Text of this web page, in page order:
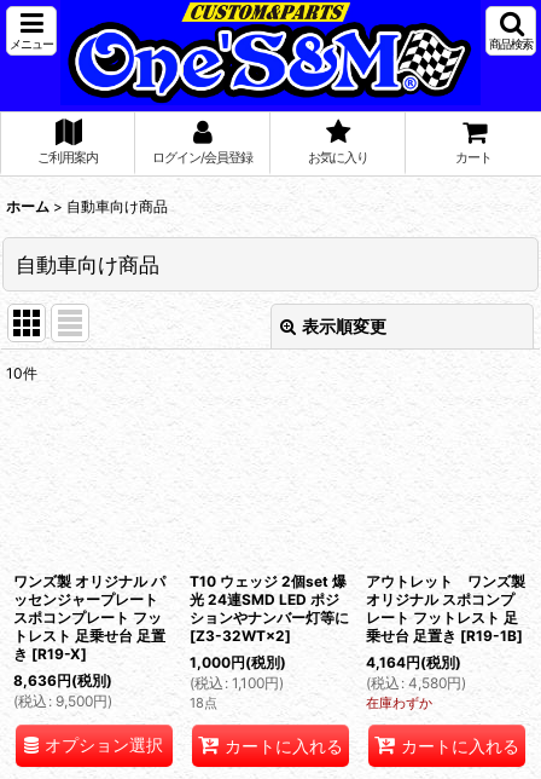
メニュー 商品検索
ご利用案内 ログイン/会員登録 お気に入り カート
ホーム > 自動車向け商品
自動車向け商品
表示順変更
在庫あり
並び順 :
絞り込む
10件
ワンズ製 オリジナル パ
ッセンジャープレート
スポコンプレート フッ
トレスト 足乗せ台 足置
き [R19-X]
8,636円(税別)
(税込 : 9,500円)
オプション選択
T10 ウェッジ 2個set 爆
光 24連SMD LED ポジ
ションやナンバー灯等に
[Z3-32WT×2]
1,000円(税別)
(税込 : 1,100円)
18点
カートに入れる
アウトレット ワンズ製
オリジナル スポコンプ
レート フットレスト 足
乗せ台 足置き [R19-1B]
4,164円(税別)
(税込 : 4,580円)
在庫わずか
カートに入れる